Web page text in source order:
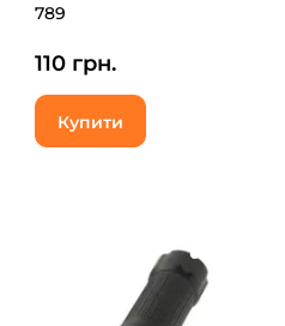
789
110 грн.
Купити